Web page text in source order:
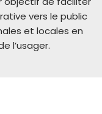
vers le public
et locales en
l’usager.